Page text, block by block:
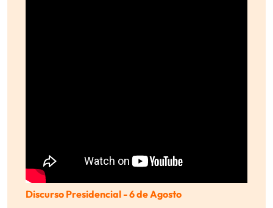
Discurso Presidencial - 6 de Agosto